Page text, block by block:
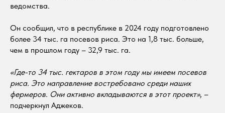
ведомства.
Он сообщил, что в республике в 2024 году подготовлено
более 34 тыс. га посевов риса. Это на 1,8 тыс. больше,
чем в прошлом году – 32,9 тыс. га.
«Где-то 34 тыс. гектаров в этом году мы имеем посевов
риса. Это направление востребовано среди наших
фермеров. Они активно вкладываются в этот проект», –
подчеркнул Аджеков.